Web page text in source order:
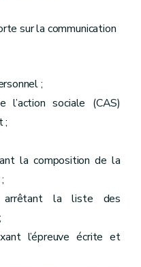
sur la communication
;
l’action sociale (CAS)
;
la composition de la
arrêtant la liste des
l’épreuve écrite et